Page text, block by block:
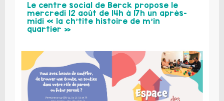
Le centre social de Berck propose le
mercredi 12 août de 14h à 17h un après-
midi « la ch’tite histoire de m’in
quartier »